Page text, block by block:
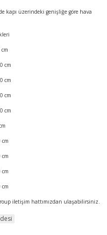
kapı üzerindeki genişliğe göre hava
cm
cm
cm
cm
cm
cm
cm
cm
cm
iletişim hattımızdan ulaşabilirsiniz.